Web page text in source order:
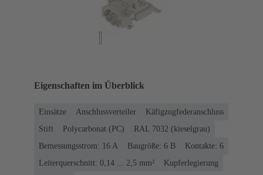
Eigenschaften im Überblick
Einsätze Anschlussverteiler
Käfigzugfederanschluss
Stift
Polycarbonat (PC)
RAL 7032 (kieselgrau)
Bemessungsstrom: ‌16 A
Baugröße: 6 B
Kontakte: 6
Leiterquerschnitt: 0,14 ... 2,5 mm²
Kupferlegierung